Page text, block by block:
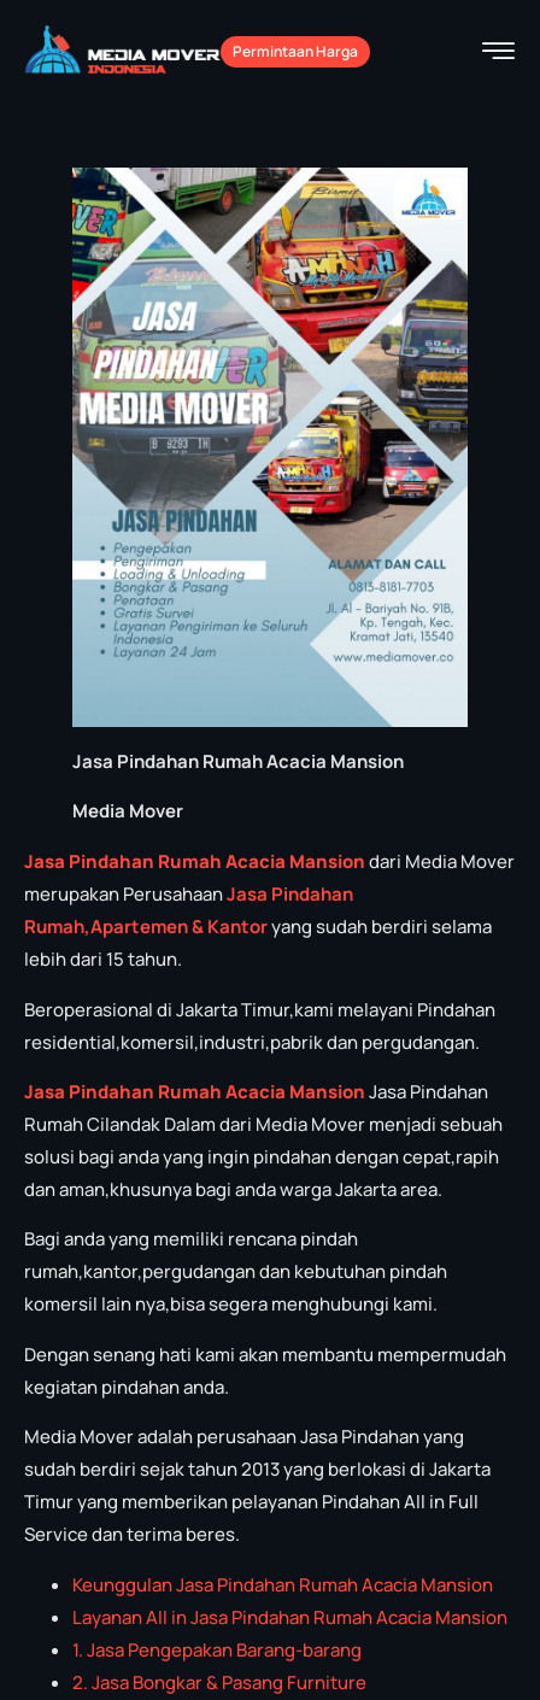
Permintaan Harga
Jasa Pindahan Rumah Acacia Mansion
Media Mover
Jasa Pindahan Rumah Acacia Mansiondari Media Mover
merupakan PerusahaanJasa Pindahan
Rumah,Apartemen & Kantoryang sudah berdiri selama
lebih dari 15 tahun.
Beroperasional di Jakarta Timur,kami melayani Pindahan
residential,komersil,industri,pabrik dan pergudangan.
Jasa Pindahan Rumah Acacia MansionJasa Pindahan
Rumah Cilandak Dalam dari Media Mover menjadi sebuah
solusi bagi anda yang ingin pindahan dengan cepat,rapih
dan aman,khusunya bagi anda warga Jakarta area.
Bagi anda yang memiliki rencana pindah
rumah,kantor,pergudangan dan kebutuhan pindah
komersil lain nya,bisa segera menghubungi kami.
Dengan senang hati kami akan membantu mempermudah
kegiatan pindahan anda.
Media Mover adalah perusahaan Jasa Pindahan yang
sudah berdiri sejak tahun 2013 yang berlokasi di Jakarta
Timur yang memberikan pelayanan Pindahan All in Full
Service dan terima beres.
Keunggulan Jasa Pindahan Rumah Acacia Mansion
Layanan All in Jasa Pindahan Rumah Acacia Mansion
1. Jasa Pengepakan Barang-barang
2. Jasa Bongkar & Pasang Furniture